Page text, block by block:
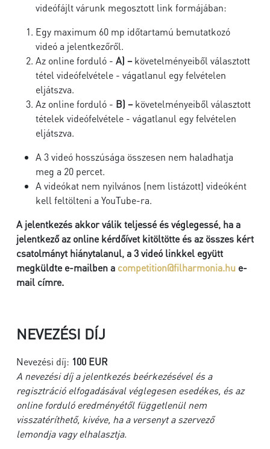
videófájlt várunk megosztott link formájában:
Egy maximum 60 mp időtartamú bemutatkozó
videó a jelentkezőről.
Az online forduló - A) –követelményeiből választott
tétel videófelvétele - vágatlanul egy felvételen
eljátszva.
Az online forduló - B) –követelményeiből választott
tételek videófelvétele - vágatlanul egy felvételen
eljátszva.
A 3 videó hosszúsága összesen nem haladhatja
meg a 20 percet.
A videókat nem nyilvános (nem listázott) videóként
kell feltölteni a YouTube-ra.
A jelentkezés akkor válik teljessé és véglegessé, ha a
jelentkező az online kérdőívet kitöltötte és az összes kért
csatolmányt hiánytalanul, a 3 videó linkkel együtt
megküldte e-mailben a competition@filharmonia.hu e-
mail címre.
NEVEZÉSI DÍJ
Nevezési díj: 100 EUR
A nevezési díj a jelentkezés beérkezésével és a
regisztráció elfogadásával véglegesen esedékes, és az
online forduló eredményétől függetlenül nem
visszatéríthető, kivéve, ha a versenyt a szervező
lemondja vagy elhalasztja.